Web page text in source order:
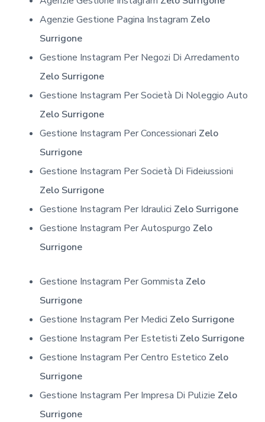
Agenzie Gestione Pagina Instagram Zelo
Surrigone
Gestione Instagram Per Negozi Di Arredamento
Zelo Surrigone
Gestione Instagram Per Società Di Noleggio Auto
Zelo Surrigone
Gestione Instagram Per Concessionari Zelo
Surrigone
Gestione Instagram Per Società Di Fideiussioni
Zelo Surrigone
Gestione Instagram Per Idraulici Zelo Surrigone
Gestione Instagram Per Autospurgo Zelo
Surrigone
Gestione Instagram Per Gommista Zelo
Surrigone
Gestione Instagram Per Medici Zelo Surrigone
Gestione Instagram Per Estetisti Zelo Surrigone
Gestione Instagram Per Centro Estetico Zelo
Surrigone
Gestione Instagram Per Impresa Di Pulizie Zelo
Surrigone